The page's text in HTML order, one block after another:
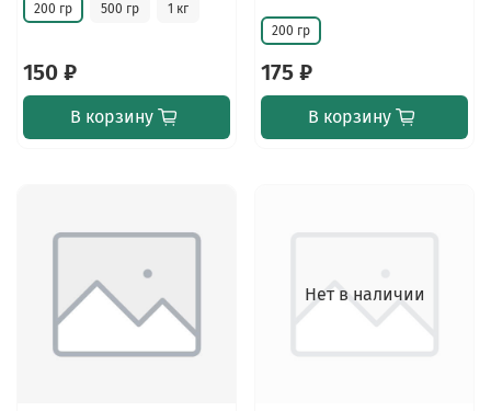
200 гр 500 гр 1 кг
150 ₽
В корзину
200 гр
175 ₽
В корзину
Нет в наличии